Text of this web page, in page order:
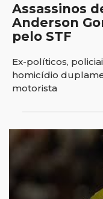
Assassinos
Anderson
pelo STF
Ex-políticos,
homicídio
motorista